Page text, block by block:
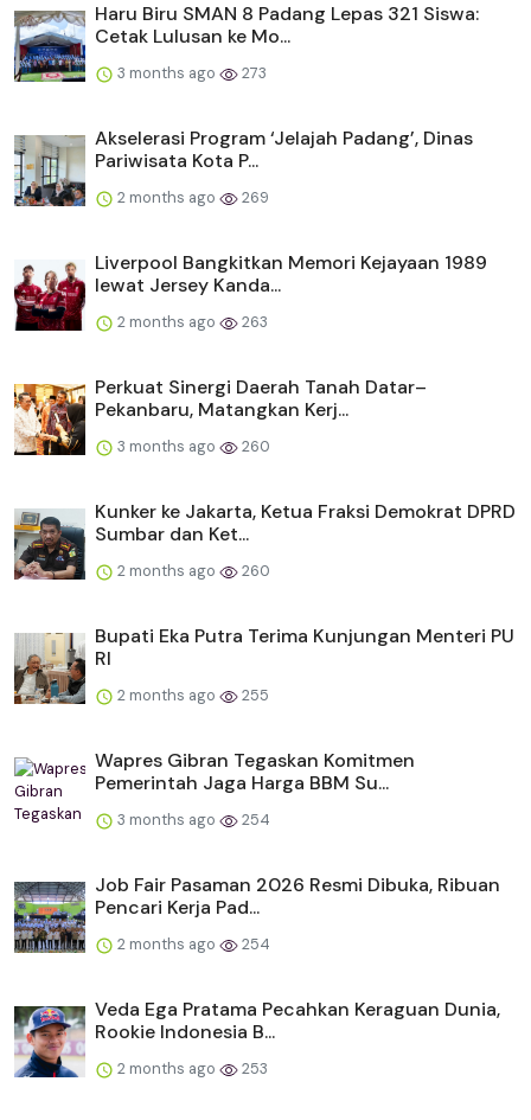
Haru Biru SMAN 8 Padang Lepas 321 Siswa:
Cetak Lulusan ke Mo...
3 months ago 273
Akselerasi Program ‘Jelajah Padang’, Dinas
Pariwisata Kota P...
2 months ago 269
Liverpool Bangkitkan Memori Kejayaan 1989
lewat Jersey Kanda...
2 months ago 263
Perkuat Sinergi Daerah Tanah Datar–
Pekanbaru, Matangkan Kerj...
3 months ago 260
Kunker ke Jakarta, Ketua Fraksi Demokrat DPRD
Sumbar dan Ket...
2 months ago 260
Bupati Eka Putra Terima Kunjungan Menteri PU
RI
2 months ago 255
Wapres Gibran Tegaskan Komitmen
Pemerintah Jaga Harga BBM Su...
3 months ago 254
Job Fair Pasaman 2026 Resmi Dibuka, Ribuan
Pencari Kerja Pad...
2 months ago 254
Veda Ega Pratama Pecahkan Keraguan Dunia,
Rookie Indonesia B...
2 months ago 253